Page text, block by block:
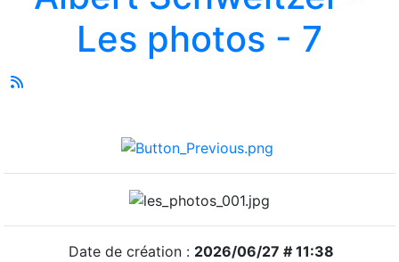
Les photos - 7
Date de création : 2026/06/27 # 11:38